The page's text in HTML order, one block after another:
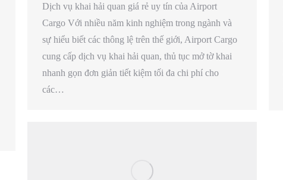
Dịch vụ khai hải quan giá rẻ uy tín của Airport
Cargo Với nhiều năm kinh nghiệm trong ngành và
sự hiểu biết các thông lệ trên thế giới, Airport Cargo
cung cấp dịch vụ khai hải quan, thủ tục mở tờ khai
nhanh gọn đơn giản tiết kiệm tối đa chi phí cho
các…